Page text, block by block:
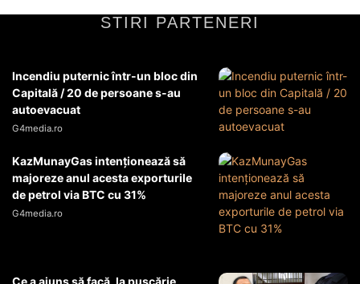
STIRI PARTENERI
Incendiu puternic într-un bloc din
Capitală / 20 de persoane s-au
autoevacuat
G4media.ro
KazMunayGas intenţionează să
majoreze anul acesta exporturile
de petrol via BTC cu 31%
G4media.ro
Ce a ajuns să facă, la pușcărie,